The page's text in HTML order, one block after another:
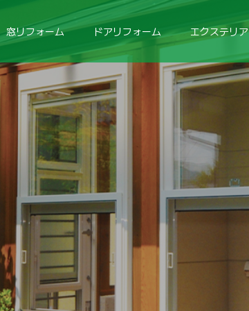
窓リフォーム ドアリフォーム エクステリア